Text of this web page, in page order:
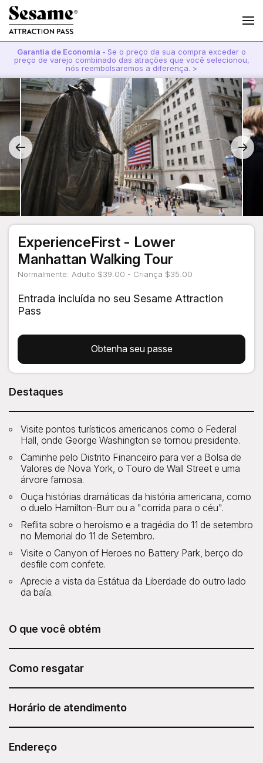
Garantia de Economia - Se o preço da sua compra exceder o
preço de varejo combinado das atrações que você selecionou,
nós reembolsaremos a diferença. >
ExperienceFirst - Lower
Manhattan Walking Tour
Normalmente: Adulto $39.00 - Criança $35.00
Entrada incluída no seu Sesame Attraction
Pass
Obtenha seu passe
Destaques
Visite pontos turísticos americanos como o Federal
Hall, onde George Washington se tornou presidente.
Caminhe pelo Distrito Financeiro para ver a Bolsa de
Valores de Nova York, o Touro de Wall Street e uma
árvore famosa.
Ouça histórias dramáticas da história americana, como
o duelo Hamilton-Burr ou a "corrida para o céu".
Reflita sobre o heroísmo e a tragédia do 11 de setembro
no Memorial do 11 de Setembro.
Visite o Canyon of Heroes no Battery Park, berço do
desfile com confete.
Aprecie a vista da Estátua da Liberdade do outro lado
da baía.
O que você obtém
está incluído no seu Sesame Attraction Pass.
Como resgatar
conta para reservar seu ingresso.
Horário de atendimento
Duração: 2 horas.
Endereço